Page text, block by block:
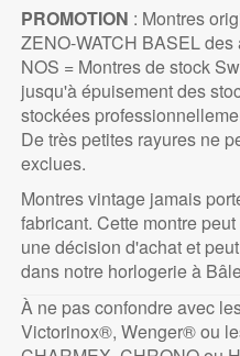
PROMOTION : Montres
ZENO-WATCH BASEL des
NOS = Montres de stock
jusqu'à épuisement des
stockées
De très petites rayures ne
exclues.
Montres vintage jamais
fabricant. Cette montre
une décision d'achat et
dans notre horlogerie à
À ne pas confondre avec
Victorinox®, Wenger® ou